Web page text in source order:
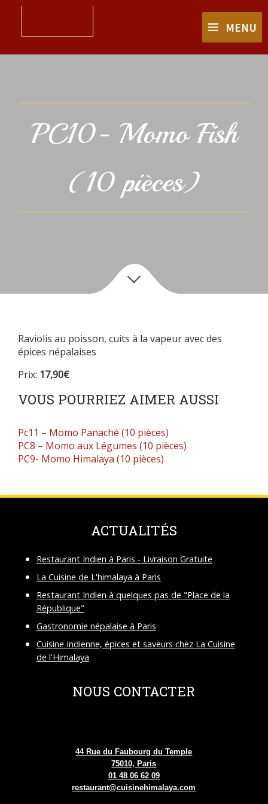
MENU
PC10- Momo Fish
(10 pièces)
Raviolis au poisson, cuits à la vapeur avec des
épices népalaises
Prix: 17,90€
VOUS POURRIEZ AIMER AUSSI
Pc11 – Momo Panaché (10 pièces)
PC8 – Momo aux Légumes (10 pièces)
PC9- Momo Himalaya (10 pièces)
ACTUALITÉS
Restaurant Indien à Paris - Livraison Gratuite
La Cuisine de L'himalaya à Paris
Restaurant Indien à quelques pas de "Place de la
République"
Gastronomie népalaise à Paris
Cuisine Indienne, épices et saveurs chez La Cuisine
de l'Himalaya
NOUS CONTACTER
44 Rue du Faubourg du Temple
75010, Paris
01 48 06 62 09
restaurant@cuisinehimalaya.com